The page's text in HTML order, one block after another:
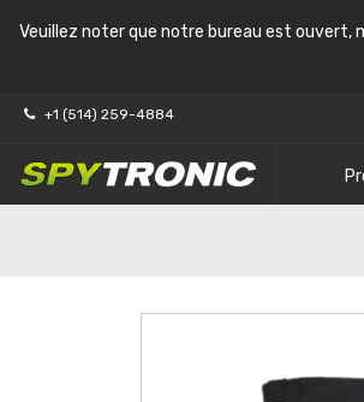
Veuillez noter que notre bureau est ouvert,
+1 (514) 259-4884